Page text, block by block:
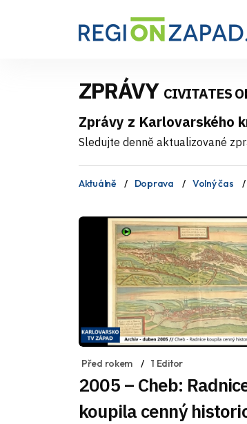
ZPRÁVY CIVITATES
Zprávy z Karlovarského
Sledujte denně aktualizované
Aktuálně Doprava Volný čas
Před rokem 1 Editor
2005 – Cheb:
koupila cenný